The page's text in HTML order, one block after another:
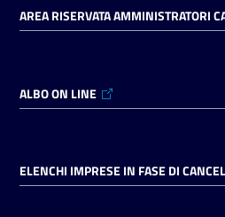
on line
Accedi
AREA RISERVATA AMMINISTRATORI
ALBO ON LINE
ELENCHI IMPRESE IN FASE DI